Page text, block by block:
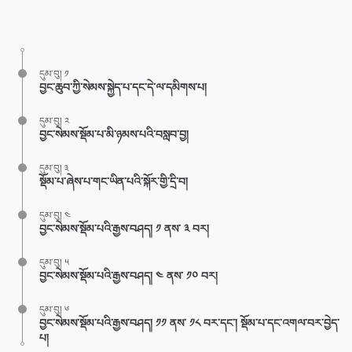
དུམ་བུ། ༡
བྱང་ཆུབ་ཀྱི་སེམས་སྐྱེད་པ་དང་དེ་ལ་དམིགས་པ།
དུམ་བུ། ༢
བྱང་སེམས་སྡོམ་པ་མི་ཉམས་པའི་བསླབ་བྱ།
དུམ་བུ། ༣
སྡོམ་པ་ཞེས་པ་གང་ཡིན་པའི་སྐོར་གྱི་དྲི་བ།
དུམ་བུ། ༤
བྱང་སེམས་སྡོམ་པའི་རྒྱས་བཤད། ༡ ནས་ ༣ བར།
དུམ་བུ། ༥
བྱང་སེམས་སྡོམ་པའི་རྒྱས་བཤད། ༤ ནས་ ༡༠ བར།
དུམ་བུ། ༦
བྱང་སེམས་སྡོམ་པའི་རྒྱས་བཤད། ༡༡ ནས་ ༡༨ བར་དང་། སྡོམ་པ་དང་འགལ་བར་བྱེད་
པ།